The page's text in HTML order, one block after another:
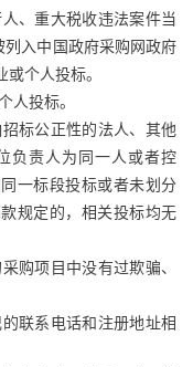
、重大税收违法案件当
列入中国政府采购网政府
个人投标。
人投标。
标公正性的法人、其他
负责人为同一人或者控
一标段投标或者未划分
规定的，相关投标均无
购项目中没有过欺骗、
联系电话和注册地址相